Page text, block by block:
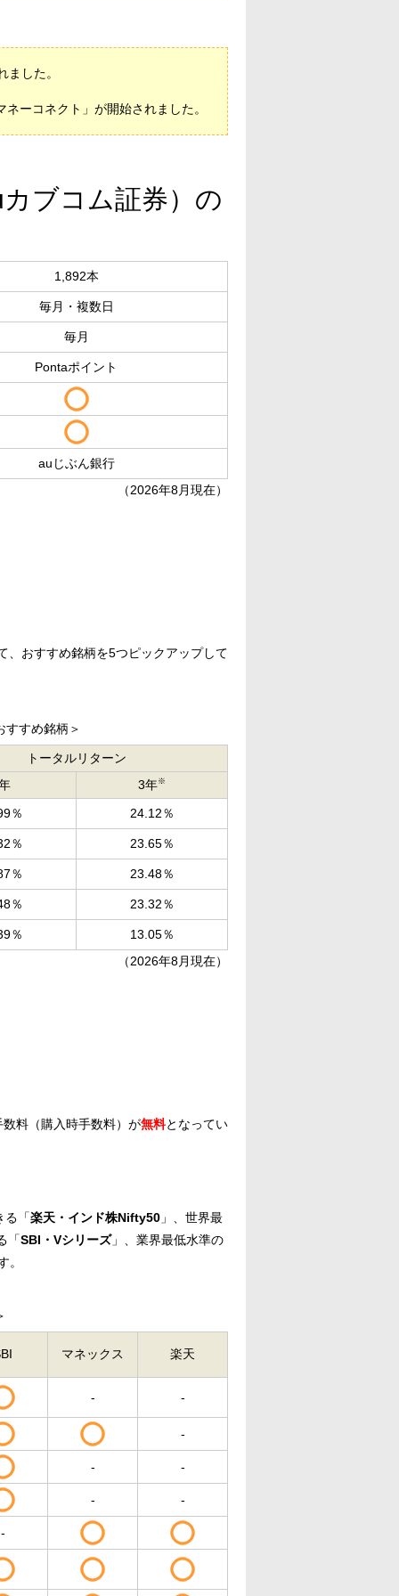
した。
ーコネクト」が開始されました。
ブコム証券）の
1,892本
毎月・複数日
毎月
Pontaポイント
auじぶん銀行
（2026年8月現在）
、おすすめ銘柄を5つピックアップして
すすめ銘柄＞
トータルリターン
3年※
％ 24.12％
％ 23.65％
％ 23.48％
％ 23.32％
％
13.05％
（2026年8月現在）
料（購入時手数料）が無料となってい
る「楽天・インド株Nifty50 」、世界最
「SBI・Vシリーズ」、業界最低水準の
。
マネックス 楽天
- -
-
- -
- -
-